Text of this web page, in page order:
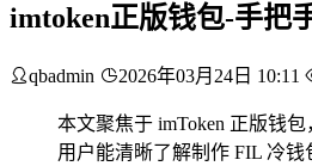
imtoken正版钱包-手把
qbadmin 2026年03月24日 10:11
本文聚焦于 imToken 正版钱
用户能清晰了解制作 FIL 冷